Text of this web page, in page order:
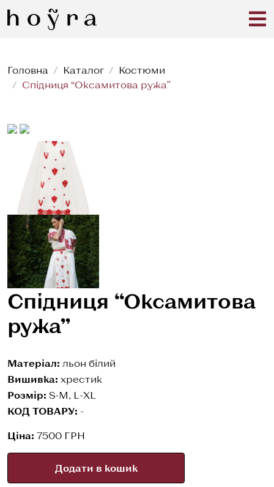
Головна Каталог
Костюми
Спідниця “Оксамитова ружа”
Спідниця “Оксамитова
ружа”
Матеріал: льон білий
Вишивка: хрестик
Розмір: S-M, L-XL
КОД ТОВАРУ: -
Ціна: 7500 ГРН
Додати в кошик